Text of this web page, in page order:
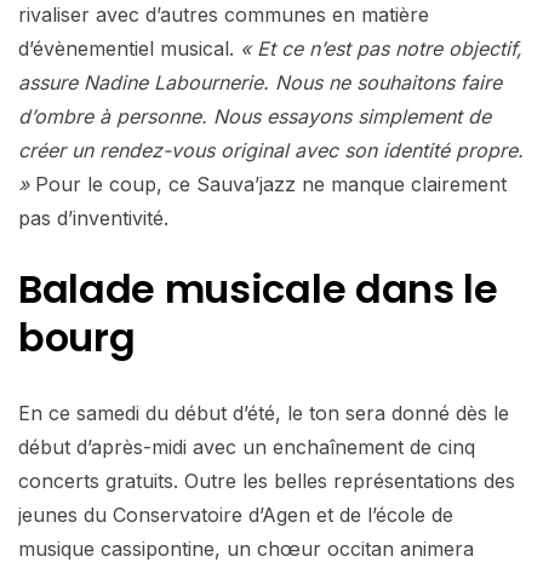
rivaliser avec d’autres communes en matière
d’évènementiel musical. « Et ce n’est pas notre objectif,
assure Nadine Labournerie. Nous ne souhaitons faire
d’ombre à personne. Nous essayons simplement de
créer un rendez-vous original avec son identité propre.
»Pour le coup, ce Sauva’jazz ne manque clairement
pas d’inventivité.
Balade musicale dans le
bourg
En ce samedi du début d’été, le ton sera donné dès le
début d’après-midi avec un enchaînement de cinq
concerts gratuits. Outre les belles représentations des
jeunes du Conservatoire d’Agen et de l’école de
musique cassipontine, un chœur occitan animera